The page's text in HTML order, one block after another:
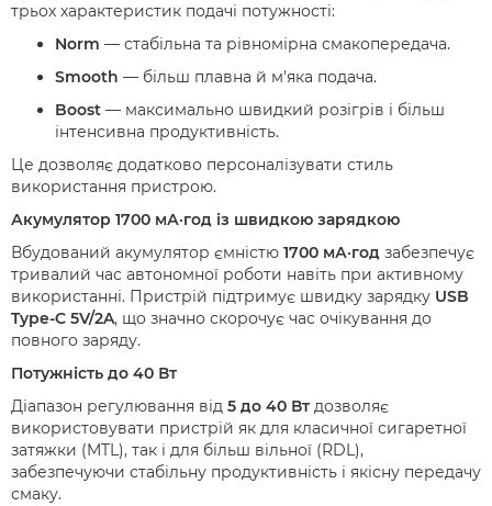
трьох характеристик подачі потужності:
Norm — стабільна та рівномірна смакопередача.
Smooth — більш плавна й м'яка подача.
Boost — максимально швидкий розігрів і більш
інтенсивна продуктивність.
Це дозволяє додатково персоналізувати стиль
використання пристрою.
Акумулятор 1700 мА·год із швидкою зарядкою
Вбудований акумулятор ємністю 1700 мА·год забезпечує
тривалий час автономної роботи навіть при активному
використанні. Пристрій підтримує швидку зарядку USB
Type-C 5V/2A, що значно скорочує час очікування до
повного заряду.
Потужність до 40 Вт
Діапазон регулювання від 5 до 40 Вт дозволяє
використовувати пристрій як для класичної сигаретної
затяжки (MTL), так і для більш вільної (RDL),
забезпечуючи стабільну продуктивність і якісну передачу
смаку.